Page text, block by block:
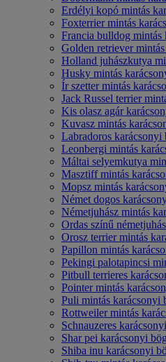
Erdélyi kopó mintás
Foxterrier mintás
Francia bulldog mintás
Golden retriever
Holland juhászkutya
Husky mintás
Ír szetter mintás
Jack Russel terrier
Kis olasz agár
Kuvasz mintás
Labradoros karácsonyi
Leonbergi mintás
Máltai selyemkutya
Masztiff mintás
Mopsz mintás
Német dogos
Németjuhász mintás
Ordas színű
Orosz terrier mintás
Papillon mintás
Pekingi palotapincsi
Pitbull terrieres
Pointer mintás
Puli mintás karácsonyi
Rottweiler mintás
Schnauzeres
Shar pei karácsonyi
Shiba inu karácsonyi